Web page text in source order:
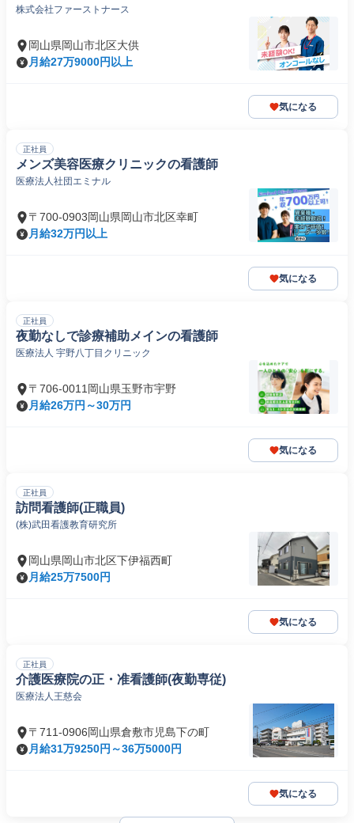
株式会社ファーストナース
岡山県岡山市北区大供
月給27万9000円以上
気になる
正社員
メンズ美容医療クリニックの看護師
医療法人社団エミナル
〒700-0903岡山県岡山市北区幸町
月給32万円以上
気になる
正社員
夜勤なしで診療補助メインの看護師
医療法人 宇野八丁目クリニック
〒706-0011岡山県玉野市宇野
月給26万円～30万円
気になる
正社員
訪問看護師(正職員)
(株)武田看護教育研究所
岡山県岡山市北区下伊福西町
月給25万7500円
気になる
正社員
介護医療院の正・准看護師(夜勤専従)
医療法人王慈会
〒711-0906岡山県倉敷市児島下の町
月給31万9250円～36万5000円
気になる